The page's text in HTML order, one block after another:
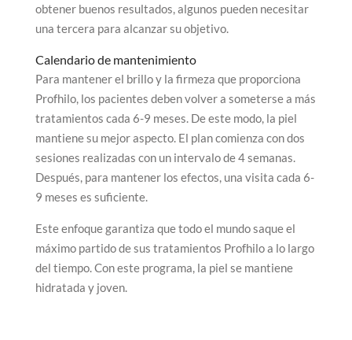
obtener buenos resultados, algunos pueden necesitar
una tercera para alcanzar su objetivo.
Calendario de mantenimiento
Para mantener el brillo y la firmeza que proporciona
Profhilo, los pacientes deben volver a someterse a más
tratamientos cada 6-9 meses. De este modo, la piel
mantiene su mejor aspecto. El plan comienza con dos
sesiones realizadas con un intervalo de 4 semanas.
Después, para mantener los efectos, una visita cada 6-
9 meses es suficiente.
Este enfoque garantiza que todo el mundo saque el
máximo partido de sus tratamientos Profhilo a lo largo
del tiempo. Con este programa, la piel se mantiene
hidratada y joven.